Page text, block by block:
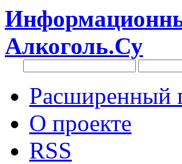
Алкоголь.Су
Расширенный
О проекте
RSS